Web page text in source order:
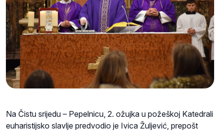
Na Čistu srijedu – Pepelnicu, 2. ožujka u požeškoj Katedrali
euharistijsko slavlje predvodio je Ivica Žuljević, prepošt